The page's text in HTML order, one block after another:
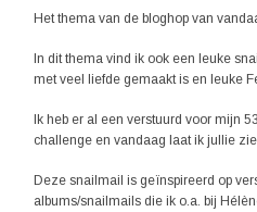
Het thema van de bloghop van
In dit thema vind ik ook een leuke
met veel liefde gemaakt is en leuke
Ik heb er al een verstuurd voor mijn
challenge en vandaag laat ik jullie
Deze snailmail is geïnspireerd op
albums/snailmails die ik o.a. bij